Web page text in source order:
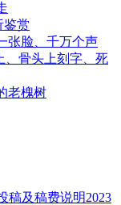
鉴赏
张脸、千万个声
、骨头上刻字、死
老槐树
2023